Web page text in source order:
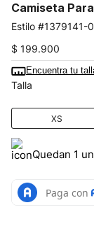
Camiseta
1379141-
$ 199.900
Encuentra tu
Talla
XS
Quedan 1